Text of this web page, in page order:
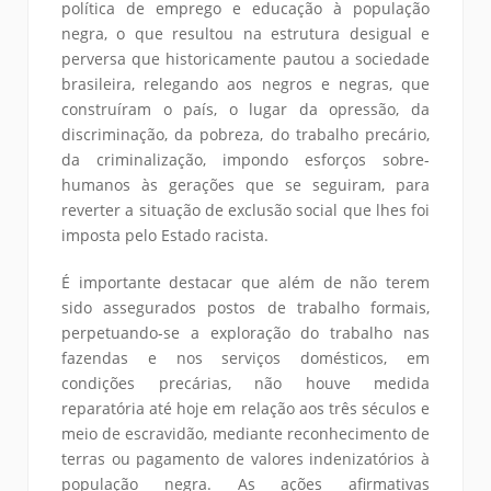
política de emprego e educação à população
negra, o que resultou na estrutura desigual e
perversa que historicamente pautou a sociedade
brasileira, relegando aos negros e negras, que
construíram o país, o lugar da opressão, da
discriminação, da pobreza, do trabalho precário,
da criminalização, impondo esforços sobre-
humanos às gerações que se seguiram, para
reverter a situação de exclusão social que lhes foi
imposta pelo Estado racista.
É importante destacar que além de não terem
sido assegurados postos de trabalho formais,
perpetuando-se a exploração do trabalho nas
fazendas e nos serviços domésticos, em
condições precárias, não houve medida
reparatória até hoje em relação aos três séculos e
meio de escravidão, mediante reconhecimento de
terras ou pagamento de valores indenizatórios à
população negra. As ações afirmativas